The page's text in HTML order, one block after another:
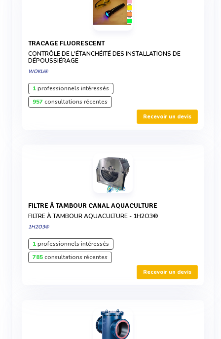
TRACAGE FLUORESCENT
CONTRÔLE DE L'ÉTANCHÉITÉ DES INSTALLATIONS DE
DÉPOUSSIÉRAGE
WOKU®
1professionnels intéressés
957consultations récentes
Recevoir un devis
FILTRE À TAMBOUR CANAL AQUACULTURE
FILTRE À TAMBOUR AQUACULTURE - 1H2O3®
1H2O3®
1professionnels intéressés
785consultations récentes
Recevoir un devis